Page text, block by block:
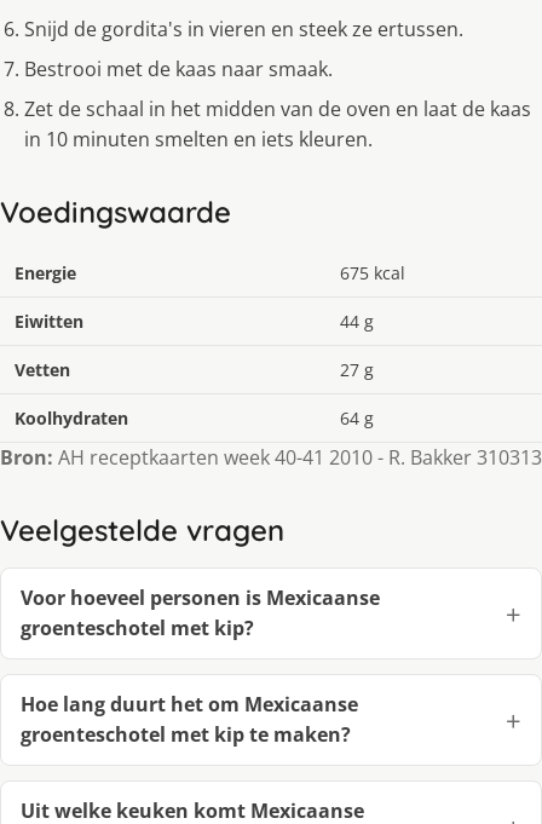
Snijd de gordita's in vieren en steek ze ertussen.
Bestrooi met de kaas naar smaak.
Zet de schaal in het midden van de oven en laat de kaas
in 10 minuten smelten en iets kleuren.
Voedingswaarde
Energie 675 kcal
Eiwitten 44 g
Vetten 27 g
Koolhydraten 64 g
Bron: AH receptkaarten week 40-41 2010 - R. Bakker 310313
Veelgestelde vragen
Voor hoeveel personen is Mexicaanse
groenteschotel met kip?
Hoe lang duurt het om Mexicaanse
groenteschotel met kip te maken?
Uit welke keuken komt Mexicaanse